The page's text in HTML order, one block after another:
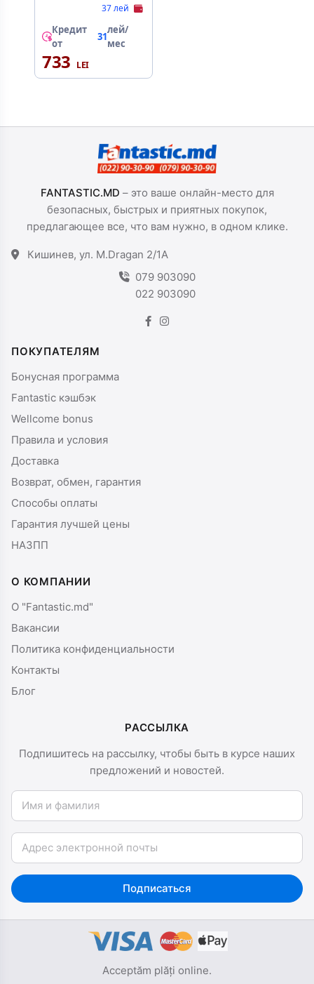
internă:
Antiaderent
Tehnologia de
acoperire:
Titanium
vase: Да
37 лей
Кредит
от
31
лей/
мес
733
FANTASTIC.MD – это ваше онлайн-место для
безопасных, быстрых и приятных покупок,
предлагающее все, что вам нужно, в одном клике.
Кишинев, ул. M.Dragan 2/1A
079 903090
022 903090
ПОКУПАТЕЛЯМ
Бонусная программа
Fantastic кэшбэк
Wellcome bonus
Правила и условия
Доставка
Возврат, обмен, гарантия
Способы оплаты
Гарантия лучшей цены
НАЗПП
О КОМПАНИИ
О "Fantastic.md"
Вакансии
Политика конфиденциальности
Контакты
Блог
РАССЫЛКА
Подпишитесь на рассылку, чтобы быть в курсе наших
предложений и новостей.
Имя и фамилия
Email
Подписаться
Acceptăm plăți online.